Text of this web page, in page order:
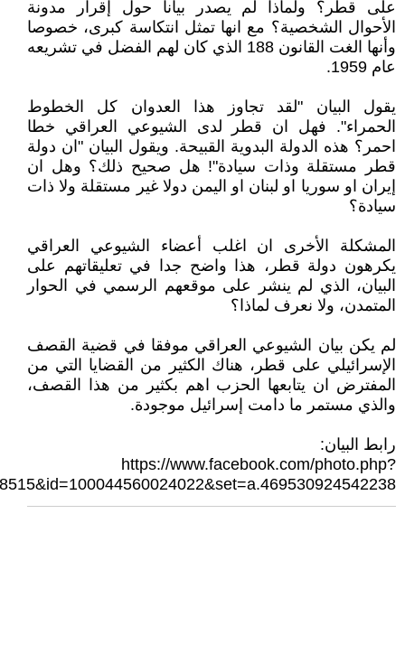
على قطر؟ ولماذا لم يصدر بيانا حول إقرار مدونة
الأحوال الشخصية؟ مع انها تمثل انتكاسة كبرى، خصوصا
وأنها الغت القانون 188 الذي كان لهم الفضل في تشريعه
عام 1959.
يقول البيان "لقد تجاوز هذا العدوان كل الخطوط
الحمراء". فهل ان قطر لدى الشيوعي العراقي خطا
احمر؟ هذه الدولة البدوية القبيحة. ويقول البيان "ان دولة
قطر مستقلة وذات سيادة"! هل صحيح ذلك؟ وهل ان
إيران او سوريا او لبنان او اليمن دولا غير مستقلة ولا ذات
سيادة؟
المشكلة الأخرى ان اغلب أعضاء الشيوعي العراقي
يكرهون دولة قطر، هذا واضح جدا في تعليقاتهم على
البيان، الذي لم ينشر على موقعهم الرسمي في الحوار
المتمدن، ولا نعرف لماذا؟
لم يكن بيان الشيوعي العراقي موفقا في قضية القصف
الإسرائيلي على قطر، هناك الكثير من القضايا التي من
المفترض ان يتابعها الحزب اهم بكثير من هذا القصف،
والذي مستمر ما دامت إسرائيل موجودة.
رابط البيان:
https://www.facebook.com/photo.php?